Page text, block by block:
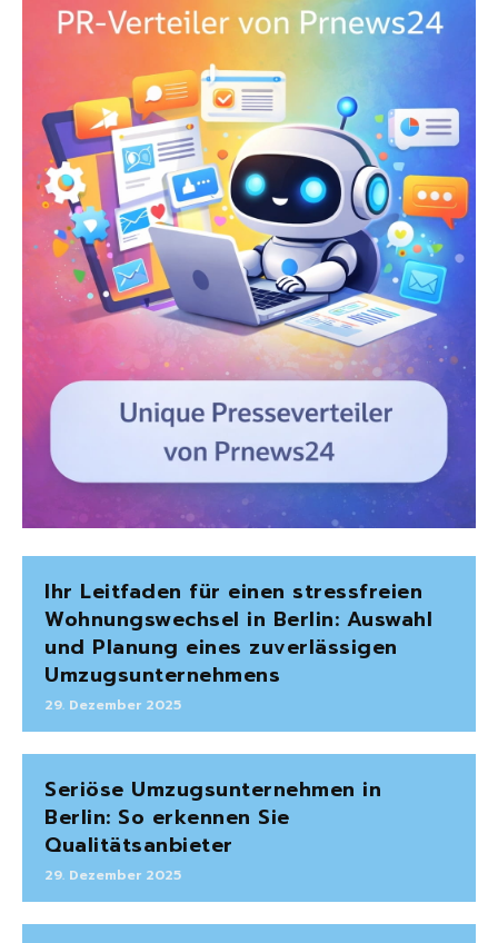
Ihr Leitfaden für einen stressfreien
Wohnungswechsel in Berlin: Auswahl
und Planung eines zuverlässigen
Umzugsunternehmens
29. Dezember 2025
Seriöse Umzugsunternehmen in
Berlin: So erkennen Sie
Qualitätsanbieter
29. Dezember 2025